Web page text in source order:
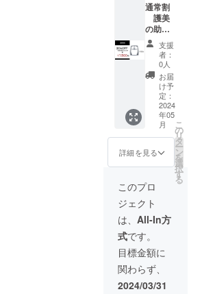
通常割
護美
の助
50枚
定価
25,000
円の
30％off
サイズ
たて：
38cm
上部：
25cm
下部：
30cm
支援
者：
0人
お届
け予
定：
2024
年05
月
詳細を見る
こ
の
リ
タ
ー
ン
を
選
択
す
る
このプロ
ジェクト
は、 All-In方
式です。
目標金額に
関わらず、
2024/03/31